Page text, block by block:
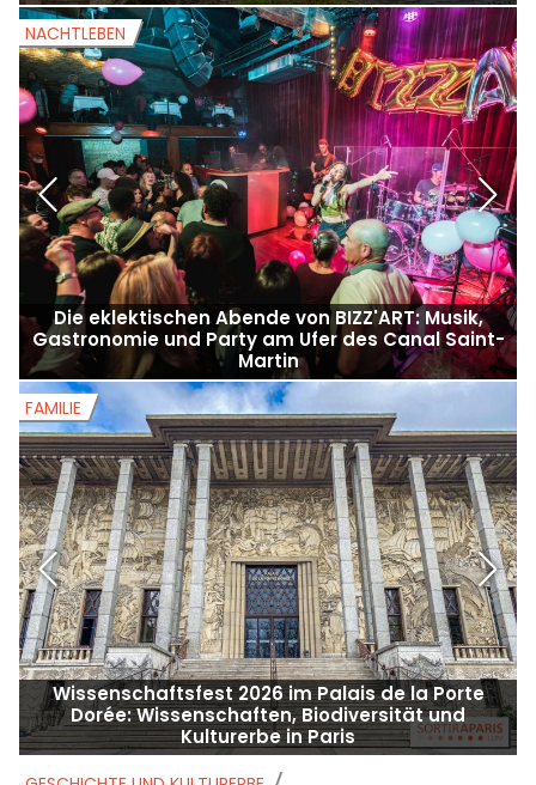
Die eklektischen Abende von BIZZ'ART: Musik,
Gastronomie und Party am Ufer des Canal Saint-
Martin
NACHTLEBEN
Wissenschaftsfest 2026 im Palais de la Porte
Dorée: Wissenschaften, Biodiversität und
Kulturerbe in Paris
FAMILIE